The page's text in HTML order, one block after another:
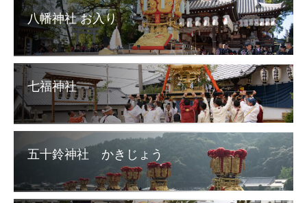
八幡神社 お入り
七福神社
五十鈴神社 かきじょう